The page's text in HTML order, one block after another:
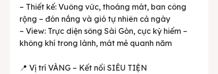
– Thiết kế: Vuông vức, thoáng mát, ban công
rộng – đón nắng và gió tự nhiên cả ngày
– View: Trực diện sông Sài Gòn, cực kỳ hiếm –
không khí trong lành, mát mẻ quanh năm
📍 Vị trí VÀNG – Kết nối SIÊU TIỆN